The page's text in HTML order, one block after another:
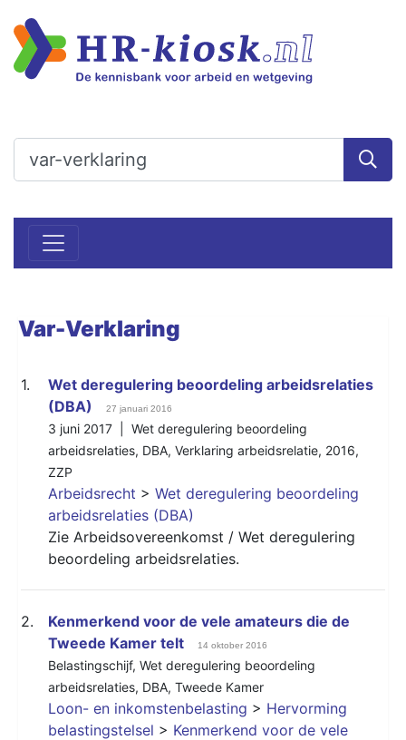
Var-Verklaring
1.
Wet deregulering beoordeling arbeidsrelaties
(DBA)
27 januari 2016
3 juni 2017 | Wet deregulering beoordeling
arbeidsrelaties, DBA, Verklaring arbeidsrelatie, 2016,
ZZP
Arbeidsrecht > Wet deregulering beoordeling
arbeidsrelaties (DBA)
Zie Arbeidsovereenkomst / Wet deregulering
beoordeling arbeidsrelaties.
2.
Kenmerkend voor de vele amateurs die de
Tweede Kamer telt
14 oktober 2016
Belastingschijf, Wet deregulering beoordeling
arbeidsrelaties, DBA, Tweede Kamer
Loon- en inkomstenbelasting > Hervorming
belastingstelsel > Kenmerkend voor de vele